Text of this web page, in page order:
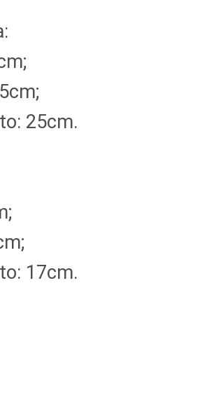
25cm.
17cm.